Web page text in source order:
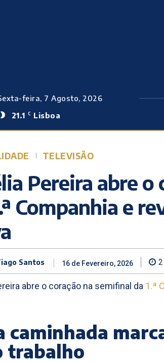
feira, 7 Agosto, 2026
21.1 C Lisboa
TELEVISÃO
Pereira abre o
Companhia e
Santos 16 de Fevereiro, 2026 2
abre o coração na semifinal da 1.ª
caminhada
trabalho